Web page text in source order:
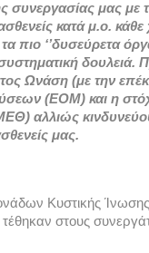
συνεργασίας μας με
κατά μ.ο.
πιο ‘’δυσεύρετα
δουλειά.
Ωνάση (με την
(ΕΟΜ) και η
αλλιώς
μας.
Κυστικής
στους